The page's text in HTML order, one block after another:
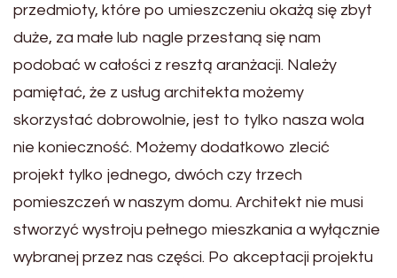
przedmioty, które po umieszczeniu okażą się zbyt
duże, za małe lub nagle przestaną się nam
podobać w całości z resztą aranżacji. Należy
pamiętać, że z usług architekta możemy
skorzystać dobrowolnie, jest to tylko nasza wola
nie konieczność. Możemy dodatkowo zlecić
projekt tylko jednego, dwóch czy trzech
pomieszczeń w naszym domu. Architekt nie musi
stworzyć wystroju pełnego mieszkania a wyłącznie
wybranej przez nas części. Po akceptacji projektu